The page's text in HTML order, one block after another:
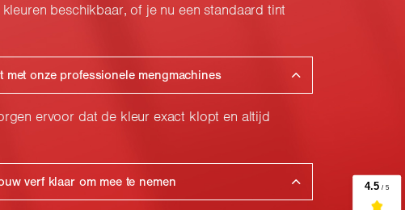
beschikbaar, of je nu een standaard tint
met onze professionele mengmachines
ervoor dat de kleur exact klopt en altijd
verf klaar om mee te nemen